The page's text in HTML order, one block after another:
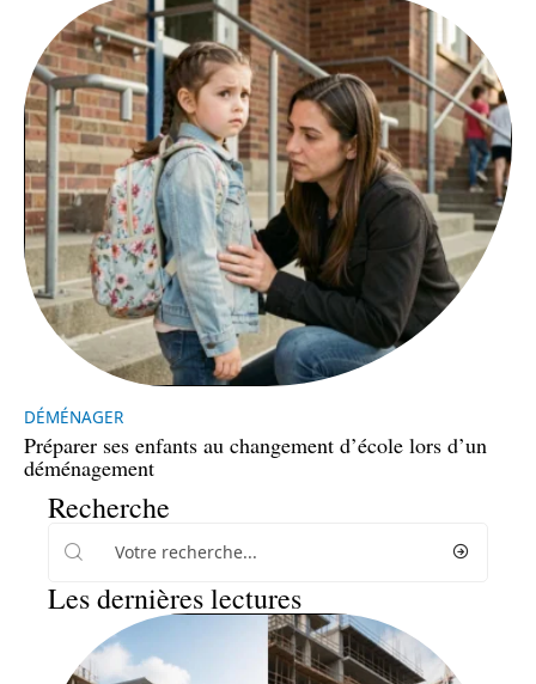
DÉMÉNAGER
Préparer ses enfants au changement d’école lors d’un
déménagement
Recherche
Les dernières lectures